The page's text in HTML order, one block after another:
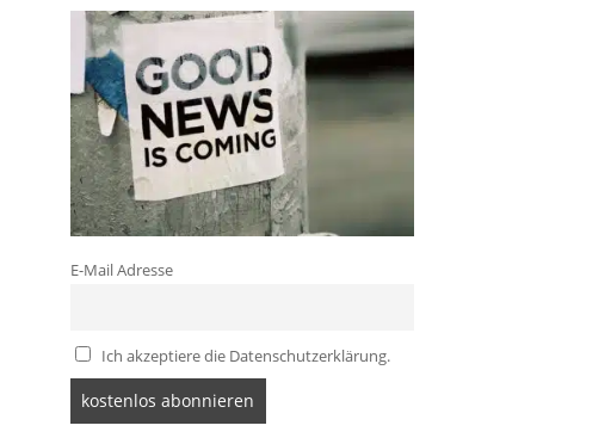
E-Mail Adresse
Ich akzeptiere die Datenschutzerklärung.